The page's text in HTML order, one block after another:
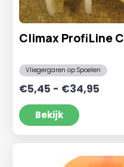
Climax ProfiLine
Vliegergaren op Spoelen
€5,45 - €34,95
Bekijk